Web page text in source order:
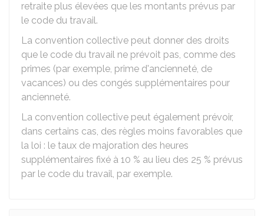
retraite plus élevées que les montants prévus par
le code du travail.
La convention collective peut donner des droits
que le code du travail ne prévoit pas, comme des
primes (par exemple, prime d'ancienneté, de
vacances) ou des congés supplémentaires pour
ancienneté.
La convention collective peut également prévoir,
dans certains cas, des règles moins favorables que
la loi : le taux de majoration des heures
supplémentaires fixé à 10 % au lieu des 25 % prévus
par le code du travail, par exemple.